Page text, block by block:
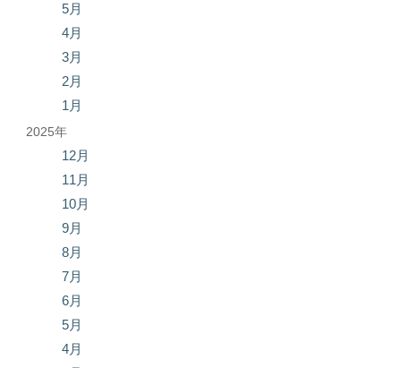
5月
4月
3月
2月
1月
2025年
12月
11月
10月
9月
8月
7月
6月
5月
4月